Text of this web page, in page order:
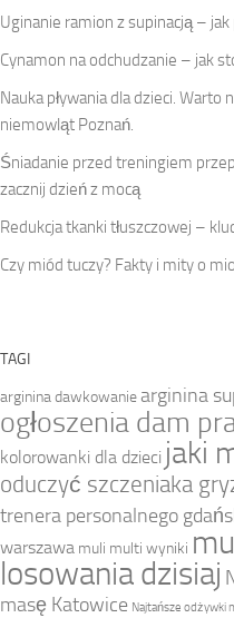
Uginanie ramion z supinacją –
Cynamon na odchudzanie – jak
Nauka pływania dla dzieci. Warto
niemowląt Poznań.
Śniadanie przed treningiem
zacznij dzień z mocą
Redukcja tkanki tłuszczowej –
Czy miód tuczy? Fakty i mity o
TAGI
arginina dawkowaniearginina
ogłoszenia dam
kolorowanki dla dzieci jaki
oduczyć szczeniaka
trenera personalnego
warszawa muli multi wyniki
losowania dzisiaj
masę Katowice Najtańsze odżywki